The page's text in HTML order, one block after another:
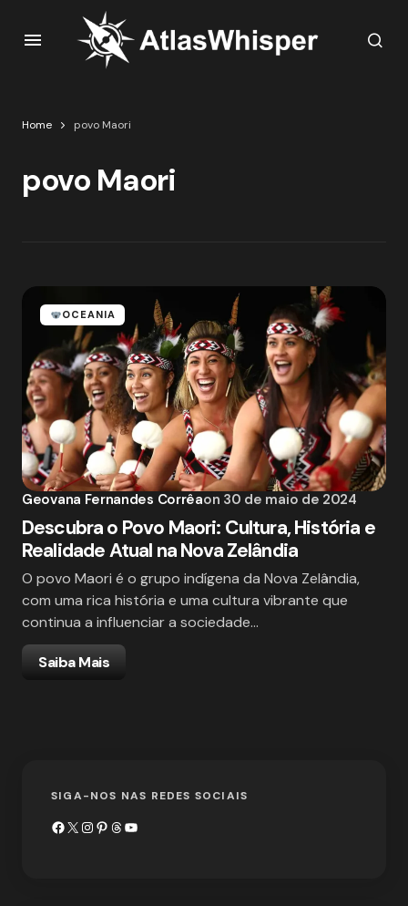
Home povo Maori
povo Maori
OCEANIA
Geovana Fernandes Corrêaon 30 de maio de 2024
Descubra o Povo Maori: Cultura, História e
Realidade Atual na Nova Zelândia
O povo Maori é o grupo indígena da Nova Zelândia,
com uma rica história e uma cultura vibrante que
continua a influenciar a sociedade…
Saiba Mais
SIGA-NOS NAS REDES SOCIAIS